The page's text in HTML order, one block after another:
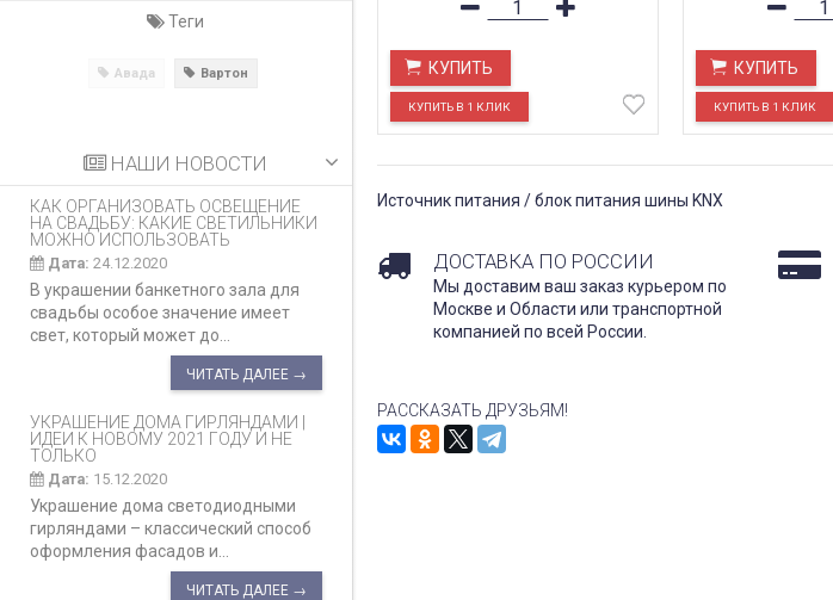
Теги
Авада Вартон
НАШИ НОВОСТИ
КАК ОРГАНИЗОВАТЬ ОСВЕЩЕНИЕ
НА СВАДЬБУ: КАКИЕ СВЕТИЛЬНИКИ
МОЖНО ИСПОЛЬЗОВАТЬ
Дата: 24.12.2020
В украшении банкетного зала для
свадьбы особое значение имеет
свет, который может до...
ЧИТАТЬ ДАЛЕЕ →
УКРАШЕНИЕ ДОМА ГИРЛЯНДАМИ |
ИДЕИ К НОВОМУ 2021 ГОДУ И НЕ
ТОЛЬКО
Дата: 15.12.2020
Украшение дома светодиодными
гирляндами – классический способ
оформления фасадов и...
ЧИТАТЬ ДАЛЕЕ →
КУПИТЬ КУПИТЬ
Источник питания / блок питания шины KNX
ДОСТАВКА ПО РОССИИ
Мы доставим ваш заказ курьером по
Москве и Области или транспортной
компанией по всей России.
РАССКАЗАТЬ ДРУЗЬЯМ!